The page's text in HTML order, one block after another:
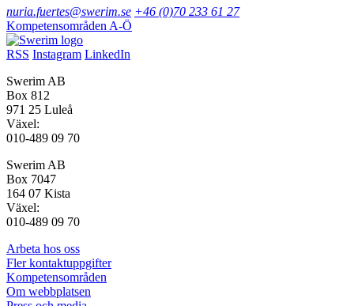
nuria.fuertes@swerim.se +46 (0)70 233 61 27
Kompetensområden A-Ö
RSS Instagram LinkedIn
Swerim AB
Box 812
971 25 Luleå
Växel:
010-489 09 70
Swerim AB
Box 7047
164 07 Kista
Växel:
010-489 09 70
Arbeta hos oss
Fler kontaktuppgifter
Kompetensområden
Om webbplatsen